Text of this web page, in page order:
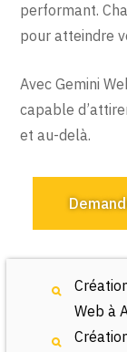
performant.
pour atteindre
Avec Gemini
capable
et au-delà.
Web à